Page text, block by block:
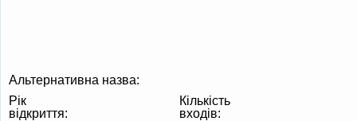
Альтернативна назва:
Рік
відкриття:
Кількість
входів: